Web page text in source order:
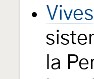
la